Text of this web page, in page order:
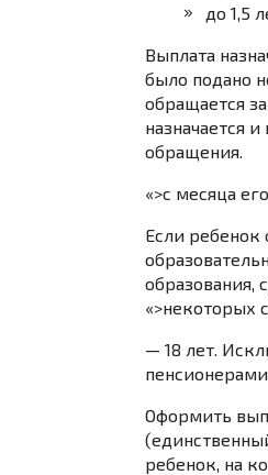
до 1,5
Выплата
было подано
обращается
назначается
обращения.
«>с месяца
Если ребенок
образования,
«>некоторых
— 18 лет.
Оформить
ребенок, на